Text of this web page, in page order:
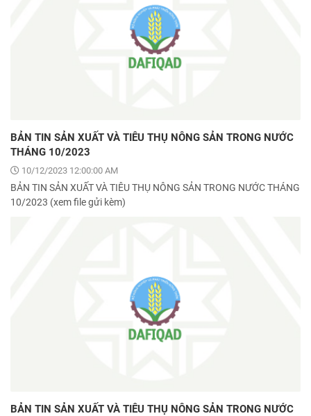
BẢN TIN SẢN XUẤT VÀ TIÊU THỤ NÔNG SẢN TRONG NƯỚC
THÁNG 10/2023
10/12/2023 12:00:00 AM
BẢN TIN SẢN XUẤT VÀ TIÊU THỤ NÔNG SẢN TRONG NƯỚC THÁNG
10/2023 (xem file gửi kèm)
BẢN TIN SẢN XUẤT VÀ TIÊU THỤ NÔNG SẢN TRONG NƯỚC